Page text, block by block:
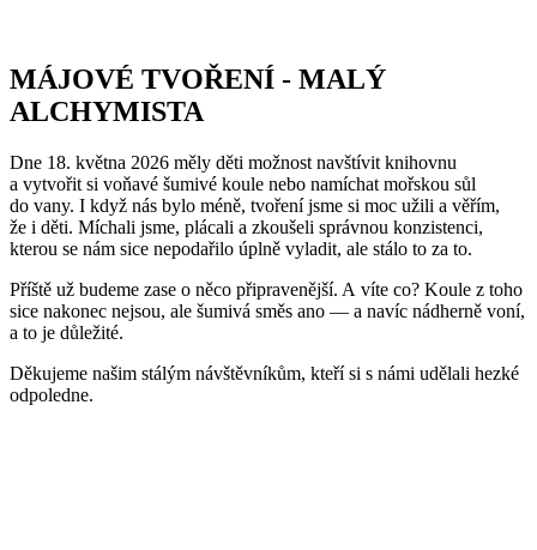
MÁJOVÉ TVOŘENÍ - MALÝ
ALCHYMISTA
Dne 18. května 2026 měly děti možnost navštívit knihovnu
a vytvořit si voňavé šumivé koule nebo namíchat mořskou sůl
do vany. I když nás bylo méně, tvoření jsme si moc užili a věřím,
že i děti. Míchali jsme, plácali a zkoušeli správnou konzistenci,
kterou se nám sice nepodařilo úplně vyladit, ale stálo to za to.
Příště už budeme zase o něco připravenější. A víte co? Koule z toho
sice nakonec nejsou, ale šumivá směs ano — a navíc nádherně voní,
a to je důležité.
Děkujeme našim stálým návštěvníkům, kteří si s námi udělali hezké
odpoledne.